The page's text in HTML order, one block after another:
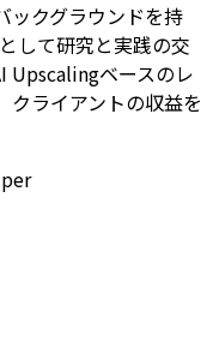
ックグラウンドを持
して研究と実践の交
Upscalingベースのレ
クライアントの収益を